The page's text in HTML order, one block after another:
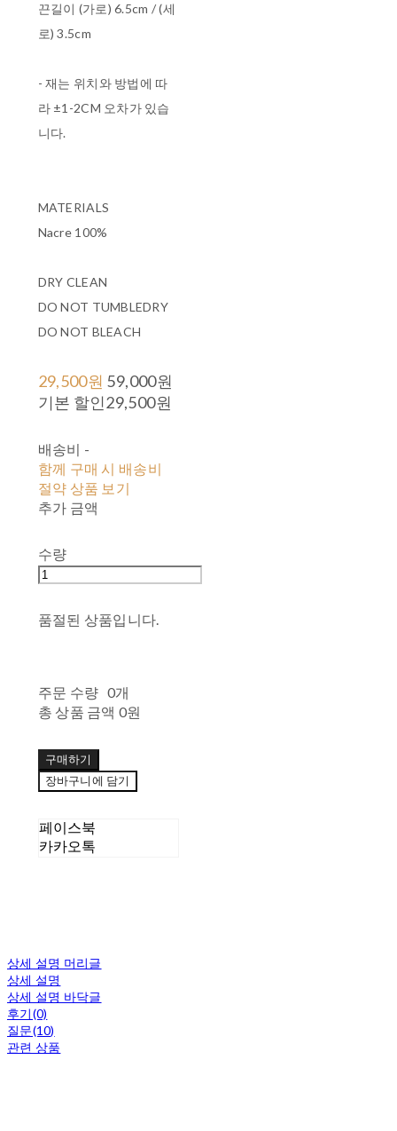
끈길이 (가로) 6.5cm / (세
로) 3.5cm
- 재는 위치와 방법에 따
라 ±1-2CM 오차가 있습
니다.
MATERIALS
Nacre 100%
DRY CLEAN
DO NOT TUMBLEDRY
DO NOT BLEACH
29,500원 59,000원
기본 할인29,500원
배송비 -
함께 구매 시 배송비
절약 상품 보기
추가 금액
수량
품절된 상품입니다.
주문 수량 0개
총 상품 금액 0원
구매하기
장바구니에 담기
페이스북
카카오톡
상세 설명 머리글
상세 설명
상세 설명 바닥글
후기(0)
질문(10)
관련 상품